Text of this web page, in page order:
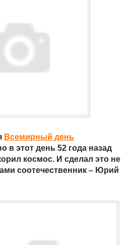
Всемирный день
в этот день 52 года назад
космос. И сделал это не
соотечественник – Юрий